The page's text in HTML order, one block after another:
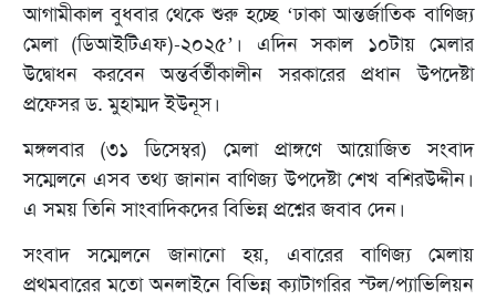
আগামীকাল বুধবার থেকে শুরু হচ্ছে ‘ঢাকা আন্তর্জাতিক বাণিজ্য
মেলা (ডিআইটিএফ)-২০২৫’। এদিন সকাল ১০টায় মেলার
উদ্বোধন করবেন অন্তর্বর্তীকালীন সরকারের প্রধান উপদেষ্টা
প্রফেসর ড. মুহাম্মদ ইউনূস।
মঙ্গলবার (৩১ ডিসেম্বর) মেলা প্রাঙ্গণে আয়োজিত সংবাদ
সম্মেলনে এসব তথ্য জানান বাণিজ্য উপদেষ্টা শেখ বশিরউদ্দীন।
এ সময় তিনি সাংবাদিকদের বিভিন্ন প্রশ্নের জবাব দেন।
সংবাদ সম্মেলনে জানানো হয়, এবারের বাণিজ্য মেলায়
প্রথমবারের মতো অনলাইনে বিভিন্ন ক্যাটাগরির স্টল/প্যাভিলিয়ন